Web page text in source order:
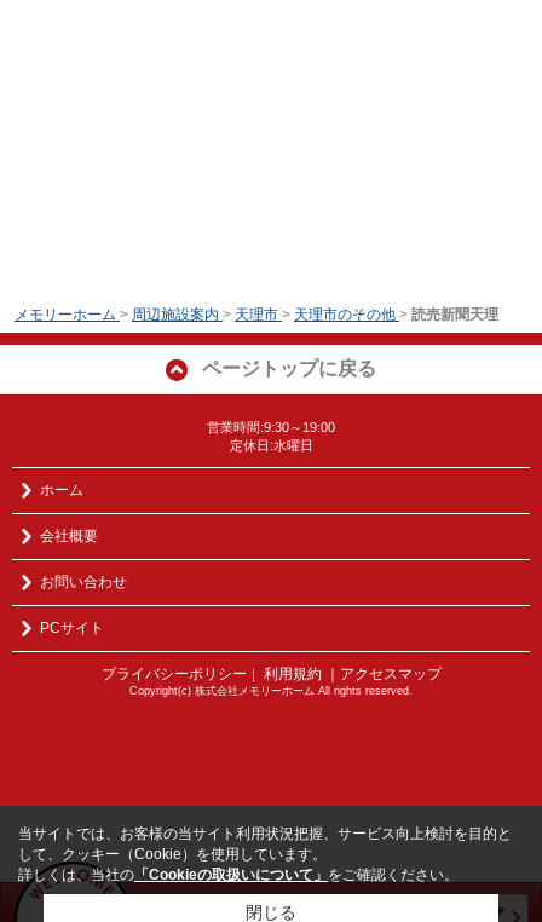
メモリーホーム > 周辺施設案内 > 天理市 > 天理市のその他 > 読売新聞天理
ページトップに戻る
営業時間:9:30～19:00
定休日:水曜日
ホーム
会社概要
お問い合わせ
PCサイト
プライバシーポリシー ｜ 利用規約 ｜アクセスマップ
Copyright(c) 株式会社メモリーホーム All rights reserved.
当サイトでは、お客様の当サイト利用状況把握、サービス向上検討を目的と
して、クッキー（Cookie）を使用しています。
詳しくは、当社の 「Cookieの取扱いについて」 をご確認ください。
閉じる